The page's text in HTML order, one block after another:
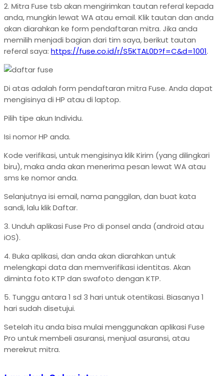
2. Mitra Fuse tsb akan mengirimkan tautan referal kepada
anda, mungkin lewat WA atau email. Klik tautan dan anda
akan diarahkan ke form pendaftaran mitra. Jika anda
memilih menjadi bagian dari tim saya, berikut tautan
referal saya: https://fuse.co.id/r/S5KTAL0D?f=C&d=1001.
Di atas adalah form pendaftaran mitra Fuse. Anda dapat
mengisinya di HP atau di laptop.
Pilih tipe akun Individu.
Isi nomor HP anda.
Kode verifikasi, untuk mengisinya klik Kirim (yang dilingkari
biru), maka anda akan menerima pesan lewat WA atau
sms ke nomor anda.
Selanjutnya isi email, nama panggilan, dan buat kata
sandi, lalu klik Daftar.
3. Unduh aplikasi Fuse Pro di ponsel anda (android atau
iOS).
4. Buka aplikasi, dan anda akan diarahkan untuk
melengkapi data dan memverifikasi identitas. Akan
diminta foto KTP dan swafoto dengan KTP.
5. Tunggu antara 1 sd 3 hari untuk otentikasi. Biasanya 1
hari sudah disetujui.
Setelah itu anda bisa mulai menggunakan aplikasi Fuse
Pro untuk membeli asuransi, menjual asuransi, atau
merekrut mitra.